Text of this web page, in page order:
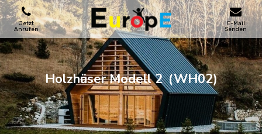
Jetzt
Anrufen
E-Mail
Senden
SPIELPLATZE
SKATEPARKS
HOLZHӒUSER
Holzhӓuser Modell 2 (WH02)